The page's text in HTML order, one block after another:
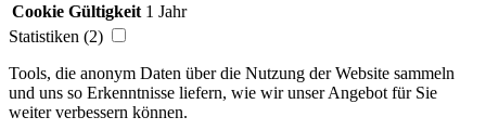
Cookie Gültigkeit 1 Jahr
Statistiken (2)
Tools, die anonym Daten über die Nutzung der Website sammeln
und uns so Erkenntnisse liefern, wie wir unser Angebot für Sie
weiter verbessern können.